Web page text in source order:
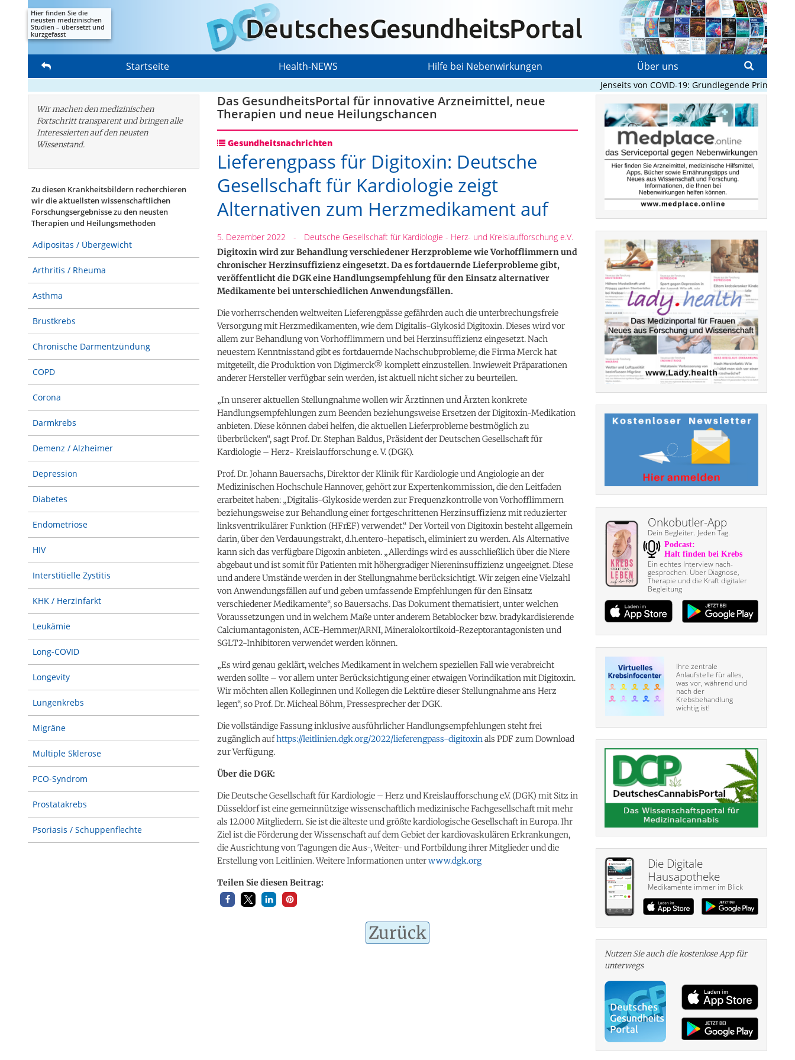
Hier finden Sie die
neusten medizinischen
Studien – übersetzt und
kurzgefasst
Startseite Health-NEWS Hilfe bei Nebenwirkungen Über uns
Jenseits von COVID-19: Grundlegende Prinzipien,
Wir machen den medizinischen
Fortschritt transparent und bringen alle
Interessierten auf den neusten
Wissenstand.
Zu diesen Krankheitsbildern recherchieren
wir die aktuellsten wissenschaftlichen
Forschungs­ergebnisse zu den neusten
Therapien und Heilungsmethoden
Adipositas / Übergewicht
Arthritis / Rheuma
Asthma
Brustkrebs
Chronische Darmentzündung
COPD
Corona
Darmkrebs
Demenz / Alzheimer
Depression
Diabetes
Endometriose
HIV
Interstitielle Zystitis
KHK / Herzinfarkt
Leukämie
Long-COVID
Longevity
Lungenkrebs
Migräne
Multiple Sklerose
PCO-Syndrom
Prostatakrebs
Psoriasis / Schuppenflechte
Das GesundheitsPortal für innovative Arzneimittel, neue
Therapien und neue Heilungschancen
Gesundheitsnachrichten
Lieferengpass für Digitoxin: Deutsche
Gesellschaft für Kardiologie zeigt
Alternativen zum Herzmedikament auf
5. Dezember 2022 - Deutsche Gesellschaft für Kardiologie - Herz- und Kreislaufforschung e.V.
Digitoxin wird zur Behandlung verschiedener Herzprobleme wie Vorhofflimmern und
chronischer Herzinsuffizienz eingesetzt. Da es fortdauernde Lieferprobleme gibt,
veröffentlicht die DGK eine Handlungsempfehlung für den Einsatz alternativer
Medikamente bei unterschiedlichen Anwendungsfällen.
Die vorherrschenden weltweiten Lieferengpässe gefährden auch die unterbrechungsfreie
Versorgung mit Herzmedikamenten, wie dem Digitalis-Glykosid Digitoxin. Dieses wird vor
allem zur Behandlung von Vorhofflimmern und bei Herzinsuffizienz eingesetzt. Nach
neuestem Kenntnisstand gibt es fortdauernde Nachschubprobleme; die Firma Merck hat
mitgeteilt, die Produktion von Digimerck® komplett einzustellen. Inwieweit Präparationen
anderer Hersteller verfügbar sein werden, ist aktuell nicht sicher zu beurteilen.
„In unserer aktuellen Stellungnahme wollen wir Ärztinnen und Ärzten konkrete
Handlungsempfehlungen zum Beenden beziehungsweise Ersetzen der Digitoxin-Medikation
anbieten. Diese können dabei helfen, die aktuellen Lieferprobleme bestmöglich zu
überbrücken“, sagt Prof. Dr. Stephan Baldus, Präsident der Deutschen Gesellschaft für
Kardiologie – Herz- Kreislaufforschung e. V. (DGK).
Prof. Dr. Johann Bauersachs, Direktor der Klinik für Kardiologie und Angiologie an der
Medizinischen Hochschule Hannover, gehört zur Expertenkommission, die den Leitfaden
erarbeitet haben: „Digitalis-Glykoside werden zur Frequenzkontrolle von Vorhofflimmern
beziehungsweise zur Behandlung einer fortgeschrittenen Herzinsuffizienz mit reduzierter
linksventrikulärer Funktion (HFrEF) verwendet.“ Der Vorteil von Digitoxin besteht allgemein
darin, über den Verdauungstrakt, d.h.entero-hepatisch, eliminiert zu werden. Als Alternative
kann sich das verfügbare Digoxin anbieten. „Allerdings wird es ausschließlich über die Niere
abgebaut und ist somit für Patienten mit höhergradiger Niereninsuffizienz ungeeignet. Diese
und andere Umstände werden in der Stellungnahme berücksichtigt. Wir zeigen eine Vielzahl
von Anwendungsfällen auf und geben umfassende Empfehlungen für den Einsatz
verschiedener Medikamente“, so Bauersachs. Das Dokument thematisiert, unter welchen
Voraussetzungen und in welchem Maße unter anderem Betablocker bzw. bradykardisierende
Calciumantagonisten, ACE-Hemmer/ARNI, Mineralokortikoid-Rezeptorantagonisten und
SGLT2-Inhibitoren verwendet werden können.
„Es wird genau geklärt, welches Medikament in welchem speziellen Fall wie verabreicht
werden sollte – vor allem unter Berücksichtigung einer etwaigen Vorindikation mit Digitoxin.
Wir möchten allen Kolleginnen und Kollegen die Lektüre dieser Stellungnahme ans Herz
legen“, so Prof. Dr. Micheal Böhm, Pressesprecher der DGK.
Die vollständige Fassung inklusive ausführlicher Handlungsempfehlungen steht frei
zugänglich aufhttps://leitlinien.dgk.org/2022/lieferengpass-digitoxin als PDF zum Download
zur Verfügung.
Über die DGK:
Die Deutsche Gesellschaft für Kardiologie – Herz und Kreislaufforschung e.V. (DGK) mit Sitz in
Düsseldorf ist eine gemeinnützige wissenschaftlich medizinische Fachgesellschaft mit mehr
als 12.000 Mitgliedern. Sie ist die älteste und größte kardiologische Gesellschaft in Europa. Ihr
Ziel ist die Förderung der Wissenschaft auf dem Gebiet der kardiovaskulären Erkrankungen,
die Ausrichtung von Tagungen die Aus-, Weiter- und Fortbildung ihrer Mitglieder und die
Erstellung von Leitlinien. Weitere Informationen unterwww.dgk.org
Teilen Sie diesen Beitrag:
Zurück
Onkobutler-App
Dein Begleiter. Jeden Tag.
Ein echtes Interview nach­
gesprochen. Über Diagnose,
Therapie und die Kraft digitaler
Begleitung
Ihre zentrale
Anlaufstelle für alles,
was vor, während und
nach der
Krebsbehandlung
wichtig ist!
Die Digitale
Hausapotheke
Medikamente immer im Blick
Nutzen Sie auch die kosten­lose App für
unterwegs